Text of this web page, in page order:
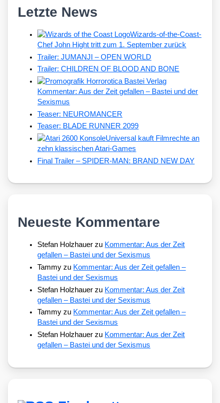
Letzte News
Wizards-of-the-Coast-
Chef John Hight tritt zum 1. September zurück
Trailer: JUMANJI – OPEN WORLD
Trailer: CHILDREN OF BLOOD AND BONE
Kommentar: Aus der Zeit gefallen – Bastei und der
Sexismus
Teaser: NEUROMANCER
Teaser: BLADE RUNNER 2099
Universal kauft Filmrechte an
zehn klassischen Atari-Games
Final Trailer – SPIDER-MAN: BRAND NEW DAY
Neueste Kommentare
Stefan Holzhauer zu Kommentar: Aus der Zeit
gefallen – Bastei und der Sexismus
Tammy zu Kommentar: Aus der Zeit gefallen –
Bastei und der Sexismus
Stefan Holzhauer zu Kommentar: Aus der Zeit
gefallen – Bastei und der Sexismus
Tammy zu Kommentar: Aus der Zeit gefallen –
Bastei und der Sexismus
Stefan Holzhauer zu Kommentar: Aus der Zeit
gefallen – Bastei und der Sexismus